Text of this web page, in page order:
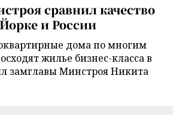
сравнил качество
и России
дома по многим
жилье бизнес-класса в
замглавы Минстроя Никита